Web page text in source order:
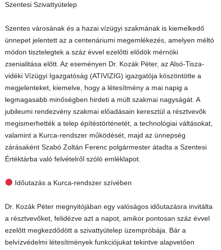
Szentesi Szivattyútelep
Szentes városának és a hazai vízügyi szakmának is kiemelkedő
ünnepet jelentett az a centenáriumi megemlékezés, amelyen méltó
módon tisztelegtek a száz évvel ezelőtti elődök mérnöki
zsenialitása előtt. Az eseményen Dr. Kozák Péter, az Alsó-Tisza-
vidéki Vízügyi Igazgatóság (ATIVIZIG) igazgatója köszöntötte a
megjelenteket, kiemelve, hogy a létesítmény a mai napig a
legmagasabb minőségben hirdeti a múlt szakmai nagyságát. A
jubileumi rendezvény szakmai előadásain keresztül a résztvevők
megismerhették a telep építéstörténetét, a technológiai váltásokat,
valamint a Kurca-rendszer működését, majd az ünnepség
zárásaként Szabó Zoltán Ferenc polgármester átadta a Szentesi
Értéktárba való felvételről szóló emléklapot.
Időutazás a Kurca-rendszer szívében
Dr. Kozák Péter megnyitójában egy valóságos időutazásra invitálta
a résztvevőket, felidézve azt a napot, amikor pontosan száz évvel
ezelőtt megkezdődött a szivattyútelep üzempróbája. Bár a
belvízvédelmi létesítmények funkciójukat tekintve alapvetően